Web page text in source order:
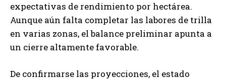
expectativas de rendimiento por hectárea.
Aunque aún falta completar las labores de trilla
en varias zonas, el balance preliminar apunta a
un cierre altamente favorable.
De confirmarse las proyecciones, el estado